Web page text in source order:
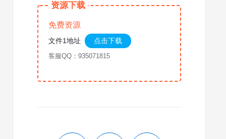
资源下载
免费资源
文件1地址 点击下载
客服QQ：935071815